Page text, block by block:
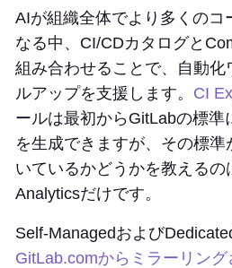
AIが組織全体でより多くのコ
なる中、CI/CDカタログと
組み合わせることで、自動化
ルアップを支援します。 CI
ールは最初からGitLabの標準
を生成できますが、その標
いているかどうかを教えるの
Analyticsだけです。
Self-Managedおよび
GitLab.comからミラーリン